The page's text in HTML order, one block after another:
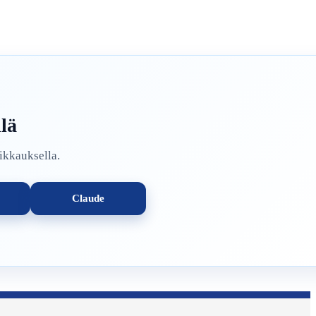
Claude